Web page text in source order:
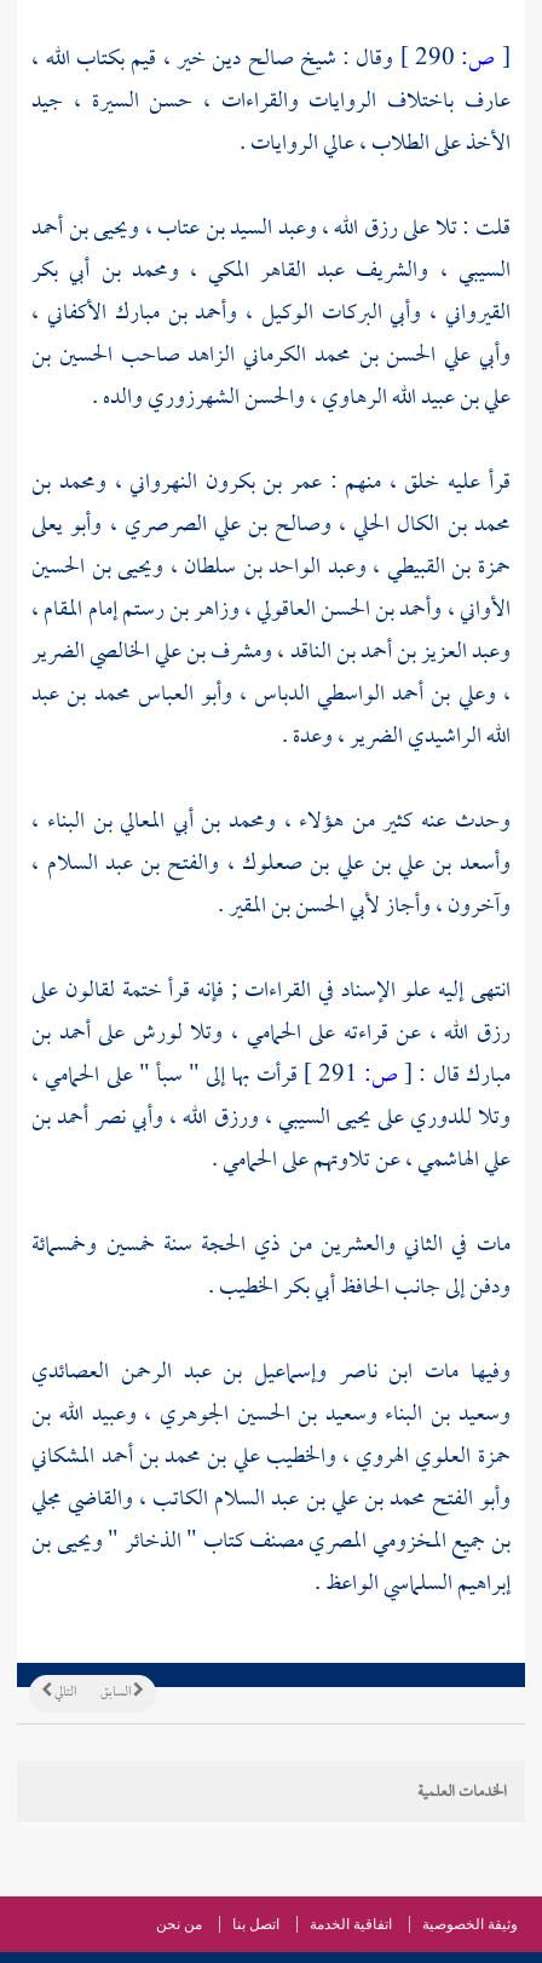
[ص:
وقال : شيخ صالح دين خير ، قيم بكتاب الله ،
عارف باختلاف الروايات والقراءات ، حسن السيرة ، جيد
الأخذ على الطلاب ، عالي الروايات .
قلت : تلا علىرزق الله،وعبد السيد بن عتاب،ويحيى بن أحمد
السيبي ، والشريف عبد القاهر المكي ، ومحمد بن أبي بكر
القيرواني ، وأبي البركات الوكيل ، وأحمد بن مبارك الأكفاني ،
وأبي علي الحسن بن محمد الكرماني الزاهد صاحب الحسين بن
علي بن عبيد الله الرهاوي،والحسن الشهرزوريوالده .
قرأ عليه خلق ، منهم : عمر بن بكرون النهرواني، ومحمد بن
محمد بن الكال الحلي، وصالح بن علي الصرصري ، وأبو يعلى
حمزة بن القبيطي،وعبد الواحد بن سلطان، ويحيى بن الحسين
الأواني،وأحمد بن الحسن العاقولي،وزاهر بن رستم إمام المقام،
وعبد العزيز بن أحمد بن الناقد،ومشرف بن علي الخالصي الضرير
، وعلي بن أحمد الواسطي الدباس، وأبو العباس محمد بن عبد
الله الراشيدي الضرير، وعدة .
وحدث عنه كثير من هؤلاء ، ومحمد بن أبي المعالي بن البناء ،
وأسعد بن علي بن علي بن صعلوك ، والفتح بن عبد السلام ،
وآخرون ، وأجازلأبي الحسن بن المقير.
انتهى إليه علو الإسناد في القراءات ; فإنه قرأ ختمة لقالونعلى
رزق الله، عن قراءته علىالحمامي ، وتلا لورشعلىأحمد بن
مباركقال :[ص: قرأت بها إلى " سبأ " علىالحمامي،
وتلاللدوريعلىيحيى السيبي،ورزق الله ،وأبي نصر أحمد بن
علي الهاشمي، عن تلاوتهم علىالحمامي.
مات في الثاني والعشرين من ذي الحجة سنة خمسين وخمسمائة
ودفن إلى جانب الحافظأبي بكر الخطيب.
وفيها مات ابن ناصر وإسماعيل بن عبد الرحمن العصائدي
وسعيد بن البناء وسعيد بن الحسين الجوهري ، وعبيد الله بن
حمزة العلوي الهروي،والخطيب علي بن محمد بن أحمد المشكاني
وأبو الفتح محمد بن علي بن عبد السلام الكاتب، والقاضيمجلي
بن جميع المخزومي المصريمصنف كتاب " الذخائر "ويحيى بن
إبراهيم السلماسيالواعظ .
التالي السابق
الخدمات العلمية
وثيقة الخصوصية اتفاقية الخدمة اتصل بنا من نحن